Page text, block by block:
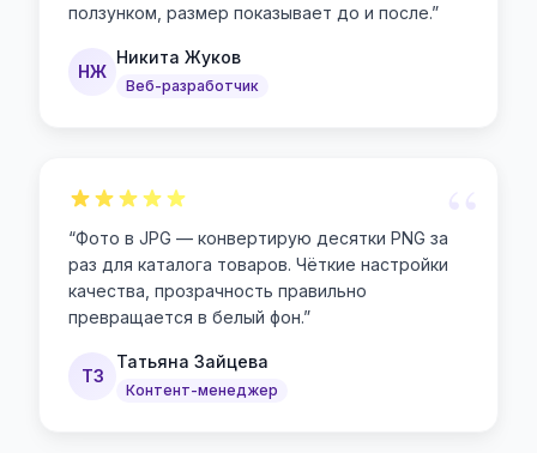
ползунком, размер показывает до и после.”
НЖ
Никита Жуков
Веб-разработчик
“
“Фото в JPG — конвертирую десятки PNG за
раз для каталога товаров. Чёткие настройки
качества, прозрачность правильно
превращается в белый фон.”
ТЗ
Татьяна Зайцева
Контент-менеджер